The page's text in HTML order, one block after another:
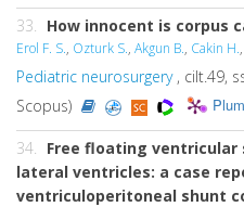
33. How innocent is corpus
Erol F. S., Ozturk S., Akgun B., Cakin H.,
Pediatric neurosurgery, cilt.49,
Scopus)
34. Free floating
lateral ventricles: a case
ventriculoperitoneal shunt